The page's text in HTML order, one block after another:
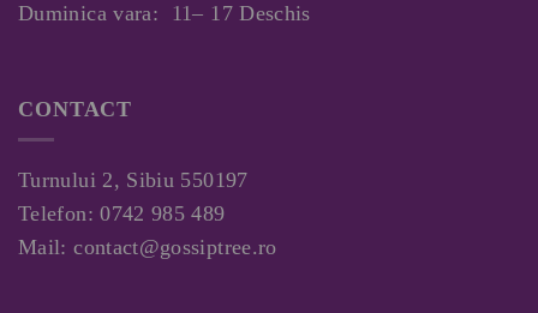
Duminica vara: 11– 17 Deschis
CONTACT
Turnului 2, Sibiu 550197
Telefon:0742 985 489
Mail:contact@gossiptree.ro